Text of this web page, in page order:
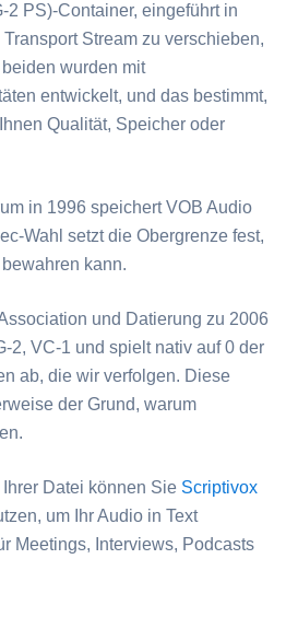
PS)-Container, eingeführt in
Stream zu verschieben,
wurden mit
entwickelt, und das bestimmt,
Qualität, Speicher oder
in 1996 speichert ⁦VOB⁩ Audio
Wahl setzt die Obergrenze fest,
kann.
und Datierung zu 2006
2, VC-1 und spielt nativ auf 0 der
ab, die wir verfolgen. Diese
der Grund, warum
Datei können Sie Scriptivox
um Ihr Audio in Text
Meetings, Interviews, Podcasts